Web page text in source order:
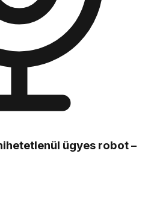
ügyes robot –